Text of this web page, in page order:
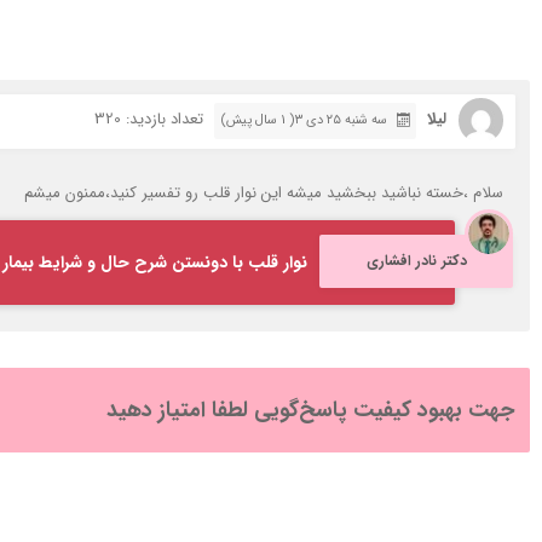
لیلا سه شنبه ۲۵ دی ۳( 1 سال پیش) تعداد بازدید: 320
سلام ،خسته نباشید ببخشید میشه این نوار قلب رو تفسیر کنید،ممنون میشم
دکتر نادر افشاری نوار قلب با دونستن شرح حال و شرایط بیمار
جهت بهبود کیفیت پاسخ‌گویی لطفا امتیاز دهید